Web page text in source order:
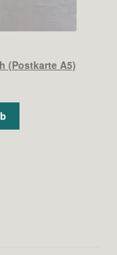
(Postkarte A5)